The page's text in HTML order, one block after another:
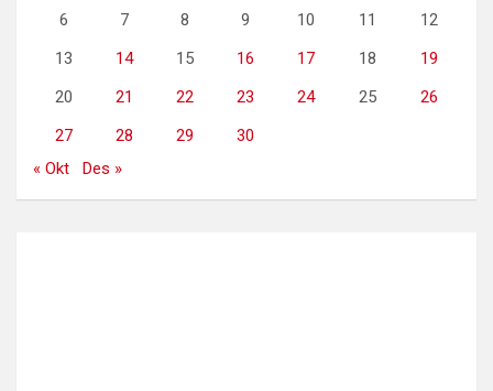
6
7 8 9 10 11
12
13
14 15 16 17 18
19
20
21 22 23 24 25
26
27
28 29
30
« Okt
Des »